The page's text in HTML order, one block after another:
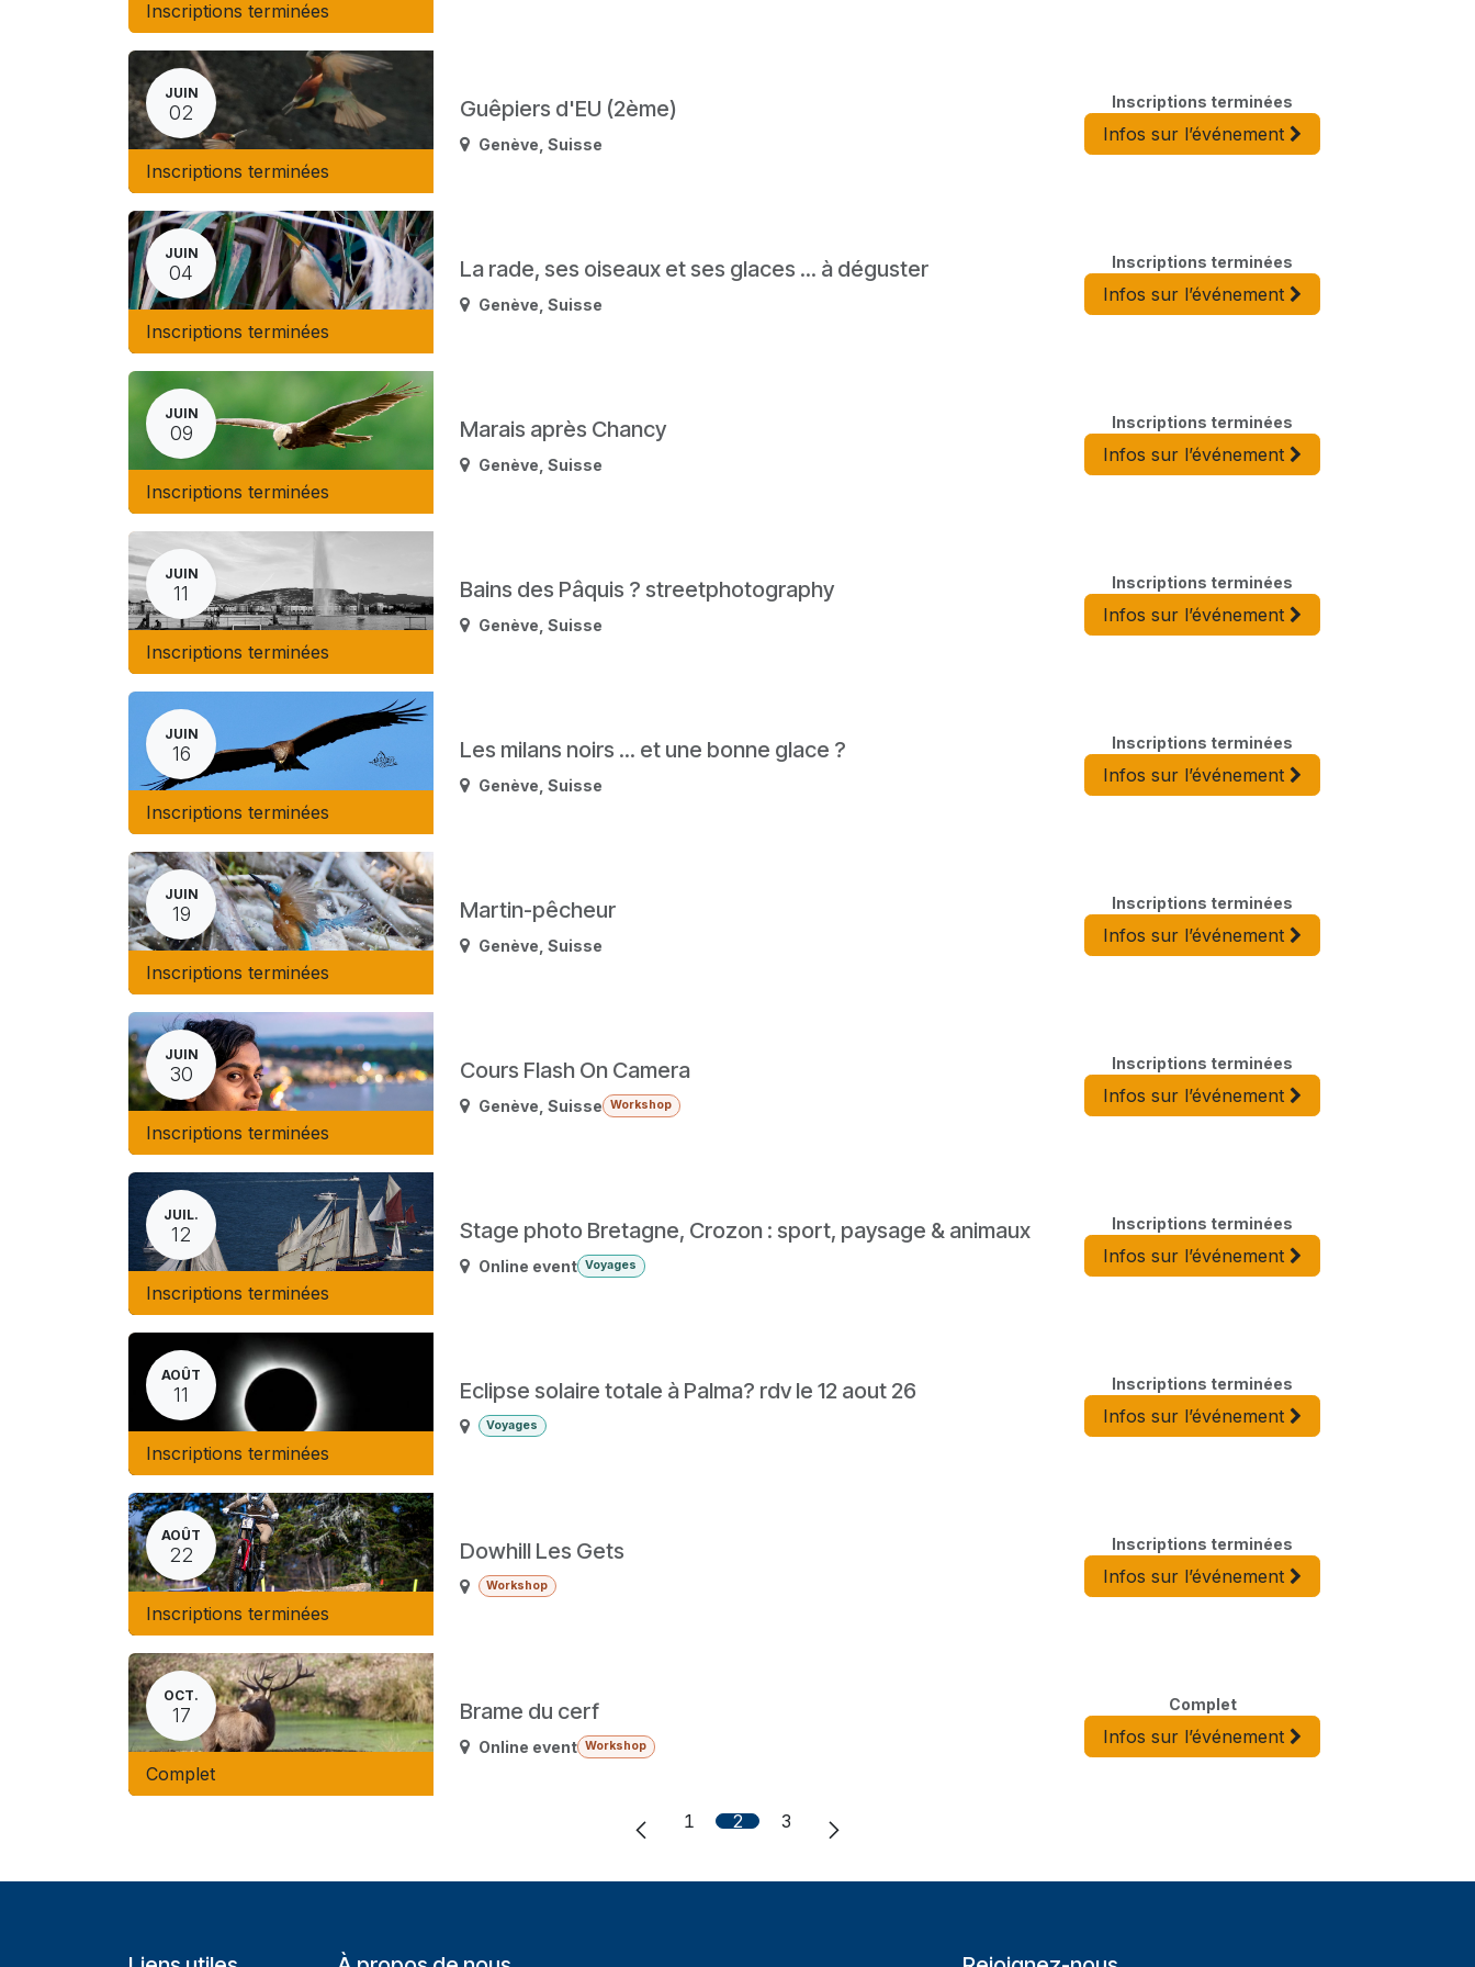
Inscriptions terminées
JUIN
02
Inscriptions terminées
Guêpiers d'EU (2ème)
Genève Suisse
Inscriptions terminées
Infos sur l’événement
JUIN
04
Inscriptions terminées
La rade, ses oiseaux et ses glaces ... à déguster
Genève Suisse
Inscriptions terminées
Infos sur l’événement
JUIN
09
Inscriptions terminées
Marais après Chancy
Genève Suisse
Inscriptions terminées
Infos sur l’événement
JUIN
11
Inscriptions terminées
Bains des Pâquis ? streetphotography
Genève Suisse
Inscriptions terminées
Infos sur l’événement
JUIN
16
Inscriptions terminées
Les milans noirs ... et une bonne glace ?
Genève Suisse
Inscriptions terminées
Infos sur l’événement
JUIN
19
Inscriptions terminées
Martin-pêcheur
Genève Suisse
Inscriptions terminées
Infos sur l’événement
JUIN
30
Inscriptions terminées
Cours Flash On Camera
Genève Suisse Workshop
Inscriptions terminées
Infos sur l’événement
JUIL.
12
Inscriptions terminées
Stage photo Bretagne, Crozon : sport, paysage & animaux
Online event Voyages
Inscriptions terminées
Infos sur l’événement
AOÛT
11
Inscriptions terminées
Eclipse solaire totale à Palma? rdv le 12 aout 26
Voyages
Inscriptions terminées
Infos sur l’événement
AOÛT
22
Inscriptions terminées
Dowhill Les Gets
Workshop
Inscriptions terminées
Infos sur l’événement
OCT.
17
Complet
Brame du cerf
Online event Workshop
Complet
Infos sur l’événement
1 2 3